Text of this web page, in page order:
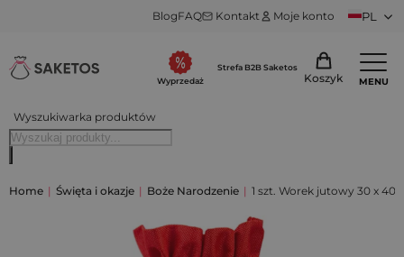
BlogFAQ Kontakt Moje konto PL
Wyszukiwarka produktów
Wyprzedaż
Strefa B2B Saketos
Koszyk MENU
Home | Święta i okazje | Boże Narodzenie | 1 szt. Worek jutowy 30 x 40